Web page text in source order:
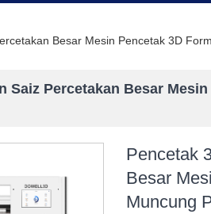
Besar Mesin Pencetak 3D
Saiz Percetakan Besar
Pencetak
Besar
Muncung